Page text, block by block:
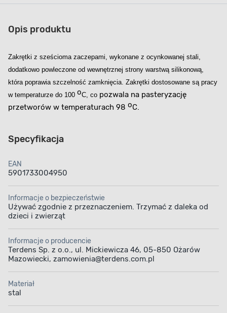
Opis produktu
Zakrętki z sześcioma zaczepami, wykonane z ocynkowanej stali,
dodatkowo powleczone od wewnętrznej strony warstwą silikonową,
która poprawia szczelność zamknięcia. Zakrętki dostosowane są pracy
w temperaturze do 100 oC, co pozwala na pasteryzację
przetworów w temperaturach 98 oC.
Specyfikacja
EAN
5901733004950
Informacje o bezpieczeństwie
Używać zgodnie z przeznaczeniem. Trzymać z daleka od
dzieci i zwierząt
Informacje o producencie
Terdens Sp. z o.o., ul. Mickiewicza 46, 05-850 Ożarów
Mazowiecki, zamowienia@terdens.com.pl
Materiał
stal